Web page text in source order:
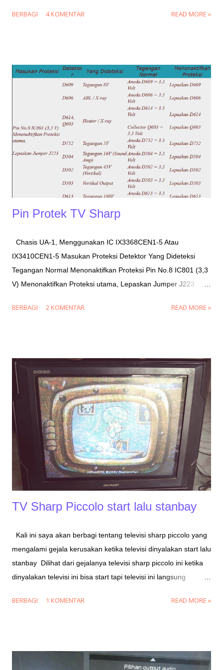
BERBAGI 4 KOMENTAR READ MORE »
Pin Protek TV Sharp
Chasis UA-1, Menggunakan IC IX3368CEN1-5 Atau
IX3410CEN1-5 Masukan Proteksi Detektor Yang Dideteksi
Tegangan Normal Menonaktifkan Proteksi Pin No.8 IC801 (3,3
V) Menonaktifkan Proteksi utama, Lepaskan Jumper J223
D606 ABL / X-ray Anoda D606 = 3.3 Volt Lepaskan D606 D614,
(Sound Amp) Anoda D504 = 3.3 Volt Lepaskan D504 D502
Tegangan 45V (Vertikal) Anoda D502 = 3.3 Volt Lepaskan
D502 D503 Vertikal Output Anoda D503 = 3.3 Volt Lepaskan
D503 D613 Tegangan 180V Anoda D613 = 3.3 Volt Lepaskan
D613
BERBAGI 2 KOMENTAR READ MORE »
TV Sharp Piccolo start lalu stanbay
Kali ini saya akan berbagi tentang televisi sharp piccolo yang
mengalami gejala kerusakan ketika televisi dinyalakan start lalu
stanbay Dilihat dari gejalanya televisi sharp piccolo ini ketika
dinyalakan televisi ini bisa start tapi televisi ini langsung
tombol panel program. Sedangkan lampu indikator tidak
start karena abl yang bermasalah. Untuk itu jika kalian
BERBAGI 1 KOMENTAR READ MORE »